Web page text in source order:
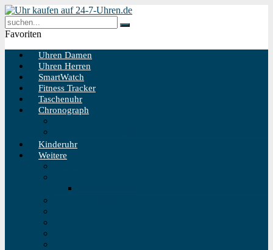
Favoriten
Uhren Damen
Uhren Herren
SmartWatch
Fitness Tracker
Taschenuhr
Chronograph
Kinderuhr
Weitere